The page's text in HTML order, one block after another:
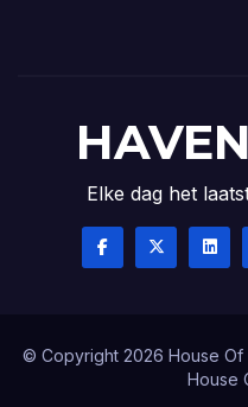
Elke dag het
© Copyright 2026 House Of
House